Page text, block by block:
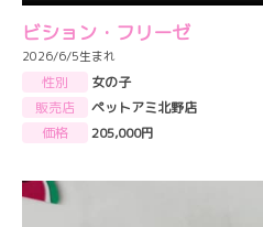
ビション・フリーゼ
2026/6/5生まれ
性別
女の子
販売店
ペットアミ北野店
価格
205,000円